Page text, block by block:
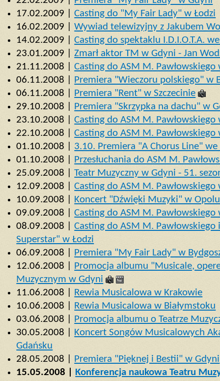
17.02.2009 |Casting do "My Fair Lady" w Łodzi
16.02.2009 |Wywiad telewizyjny z Jakubem
14.02.2009 |Casting do spektaklu I.D.I.O.T.A.
23.01.2009 |Zmarł aktor TM w Gdyni - Jan
21.11.2008 |Casting do ASM M. Pawłowskiego
06.11.2008 | Premiera "Wieczoru polskiego" w
06.11.2008 | Premiera "Rent" w Szczecinie
29.10.2008 | Premiera "Skrzypka na dachu" w
23.10.2008 |Casting do ASM M. Pawłowskiego
22.10.2008 |Casting do ASM M. Pawłowskiego
01.10.2008 | 3.10. Premiera "A Chorus Line" we
01.10.2008 | Przesłuchania do ASM M.
25.09.2008 |Teatr Muzyczny w Gdyni - 51.
12.09.2008 |Casting do ASM M. Pawłowskiego
10.09.2008 | Koncert "Dźwięki Muzyki" w Opolu
09.09.2008 |Casting do ASM M. Pawłowskiego
08.09.2008 |Casting do ASM M.
Superstar" w Łodzi
06.09.2008 | Premiera "My Fair Lady" w
12.06.2008 | Promocja albumu "Musicale,
Muzycznym w Gdyni
11.06.2008 | Rewia Musicalowa w Krakowie
10.06.2008 | Rewia Musicalowa w Białymstoku
03.06.2008 | Promocja albumu o Teatrze
30.05.2008 | Koncert Songów Musicalowych
Gdańsku
28.05.2008 | Premiera "Pięknej i Bestii" w Gdyni
15.05.2008 | Konferencja naukowa Teatru